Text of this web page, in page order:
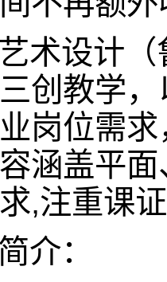
术设计
创教学
岗位需
涵盖平
,注重课
介：